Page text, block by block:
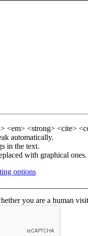
<em> <strong> <cite>
automatically.
in the text.
with graphical ones.
options
you are a human